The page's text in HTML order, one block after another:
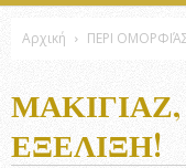
Αρχική ΠΕΡΙ
ΜΑΚΙΓΙΆΖ,
ΕΞΈΛΙΞΗ!